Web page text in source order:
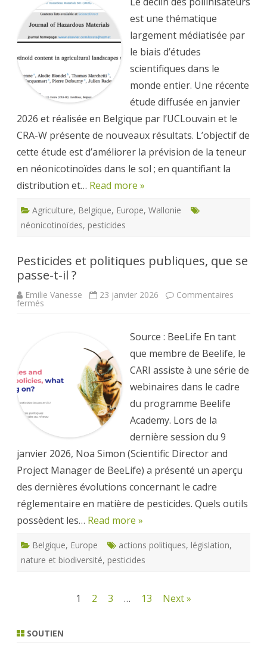
de
pesticides
dans
les
sols
belges
est une thématique
largement médiatisée par
le biais d’études
scientifiques dans le
monde entier. Une récente
étude diffusée en janvier
2026 et réalisée en Belgique par l’UCLouvain et le
CRA-W présente de nouveaux résultats. L’objectif de
cette étude est d’améliorer la prévision de la teneur
en néonicotinoïdes dans le sol ; en quantifiant la
distribution et… Read more »
Agriculture, Belgique, Europe, Wallonie
néonicotinoïdes, pesticides
Pesticides et politiques publiques, que se
passe-t-il ?
Emilie Vanesse 23 janvier 2026 Commentaires
fermés
il
?
Source : BeeLife En tant
que membre de Beelife, le
CARI assiste à une série de
webinaires dans le cadre
du programme Beelife
Academy. Lors de la
dernière session du 9
janvier 2026, Noa Simon (Scientific Director and
Project Manager de BeeLife) a présenté un aperçu
des dernières évolutions concernant le cadre
réglementaire en matière de pesticides. Quels outils
possèdent les… Read more »
Belgique, Europe actions politiques, législation,
nature et biodiversité, pesticides
articles
1 2 3 … 13 Next »
SOUTIEN